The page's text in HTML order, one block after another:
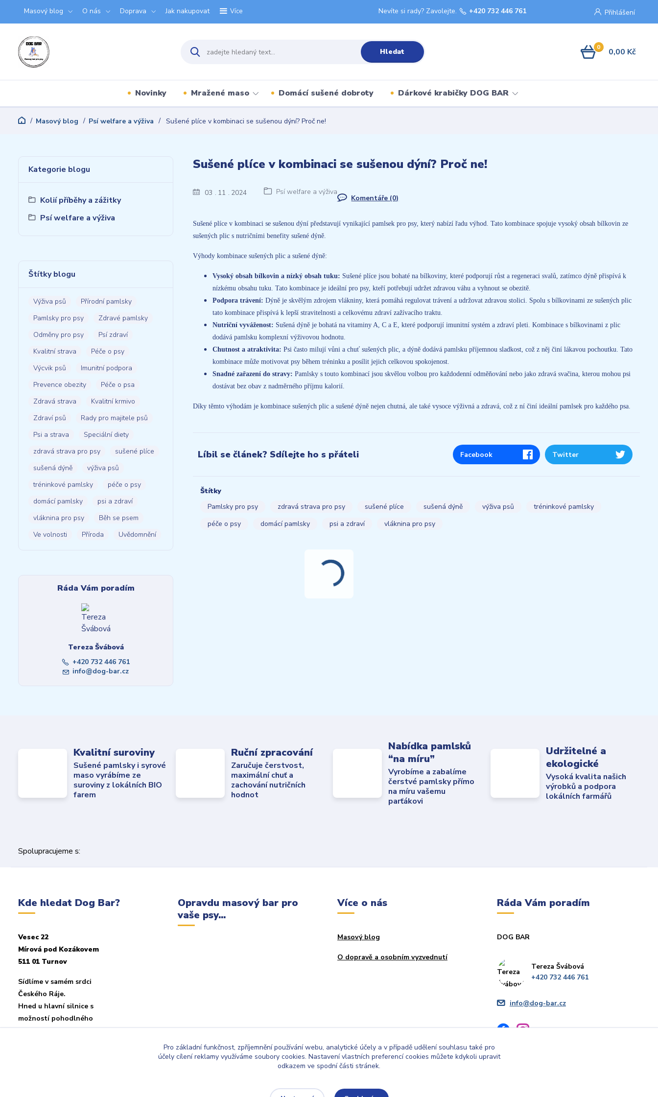
Masový blog O nás Doprava Jak nakupovat Více Přihlášení
Hledat
Nevíte si rady? Zavolejte. +420 732 446 761
0 0,00 Kč
Novinky Mražené maso Domácí sušené dobroty Dárkové krabičky DOG BAR
Masový blog Psí welfare a výživa Sušené plíce v kombinaci se sušenou dýní? Proč ne!
Kategorie blogu
Kolií příběhy a zážitky
Psí welfare a výživa
Štítky blogu
Výživa psů
Přírodní pamlsky
Pamlsky pro psy
Zdravé pamlsky
Odměny pro psy
Psí zdraví
Kvalitní strava
Péče o psy
Výcvik psů
Imunitní podpora
Prevence obezity
Péče o psa
Zdravá strava
Kvalitní krmivo
Zdraví psů
Rady pro majitele psů
Psi a strava
Speciální diety
zdravá strava pro psy
sušené plíce
sušená dýně
výživa psů
tréninkové pamlsky
péče o psy
domácí pamlsky
psi a zdraví
vláknina pro psy
Běh se psem
Ve volnosti
Příroda Uvědomnění
Ráda Vám poradím
Tereza Švábová
+420 732 446 761
info@dog-bar.cz
03 11 2024 Psí welfare a výživa
Komentáře (0)
Sušené plíce v kombinaci se sušenou dýní? Proč ne!
Sušené plíce v kombinaci se sušenou dýní představují vynikající pamlsek pro psy, který nabízí řadu výhod. Tato kombinace spojuje vysoký obsah bílkovin ze
sušených plic s nutričními benefity sušené dýně.
Výhody kombinace sušených plic a sušené dýně:
Vysoký obsah bílkovin a nízký obsah tuku: Sušené plíce jsou bohaté na bílkoviny, které podporují růst a regeneraci svalů, zatímco dýně přispívá k
nízkému obsahu tuku. Tato kombinace je ideální pro psy, kteří potřebují udržet zdravou váhu a vyhnout se obezitě.
Podpora trávení: Dýně je skvělým zdrojem vlákniny, která pomáhá regulovat trávení a udržovat zdravou stolici. Spolu s bílkovinami ze sušených plic
tato kombinace přispívá k lepší stravitelnosti a celkovému zdraví zažívacího traktu.
Nutriční vyváženost: Sušená dýně je bohatá na vitaminy A, C a E, které podporují imunitní systém a zdraví pleti. Kombinace s bílkovinami z plic
dodává pamlsku komplexní výživovou hodnotu.
Chutnost a atraktivita: Psi často milují vůni a chuť sušených plic, a dýně dodává pamlsku příjemnou sladkost, což z něj činí lákavou pochoutku. Tato
kombinace může motivovat psy během tréninku a posílit jejich celkovou spokojenost.
Snadné zařazení do stravy: Pamlsky s touto kombinací jsou skvělou volbou pro každodenní odměňování nebo jako zdravá svačina, kterou mohou psi
dostávat bez obav z nadměrného příjmu kalorií.
Díky těmto výhodám je kombinace sušených plic a sušené dýně nejen chutná, ale také vysoce výživná a zdravá, což z ní činí ideální pamlsek pro každého psa.
Líbil se článek? Sdílejte ho s přáteli Facebook Twitter
Štítky
Pamlsky pro psy
zdravá strava pro psy sušené plíce sušená dýně výživa psů
tréninkové pamlsky
péče o psy
domácí pamlsky psi a zdraví vláknina pro psy
Kvalitní suroviny
Sušené pamlsky i syrové
maso vyrábíme ze
suroviny z lokálních BIO
farem
Ruční zpracování
Zaručuje čerstvost,
maximální chuť a
zachování nutričních
hodnot
Nabídka pamlsků
“na míru”
Vyrobíme a zabalíme
čerstvé pamlsky přímo
na míru vašemu
parťákovi
Udržitelné a
ekologické
Vysoká kvalita našich
výrobků a podpora
lokálních farmářů
Spolupracujeme s:
Kde hledat Dog Bar?
Vesec 22
Mírová pod Kozákovem
511 01 Turnov
Sídlíme v samém srdci
Českého Ráje.
Hned u hlavní silnice s
možností pohodlného
parkování u objektu.
Opravdu masový bar pro
vaše psy...
Více o nás
Masový blog
O dopravě a osobním vyzvednutí
Ráda Vám poradím
DOG BAR
Tereza Švábová
+420 732 446 761
info@dog-bar.cz
Upravit sběr cookies.
Pro základní funkčnost, zpříjemnění používání webu, analytické účely a v případě udělení souhlasu také pro
účely cílení reklamy využíváme soubory cookies. Nastavení vlastních preferencí cookies můžete kdykoli upravit
odkazem ve spodní části stránek.